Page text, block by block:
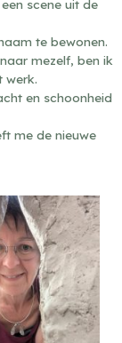
scene uit de
te bewonen.
mezelf, ben ik
werk.
en schoonheid
me de nieuwe
niple, 2022